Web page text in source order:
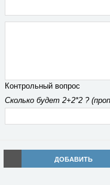
Контрольный вопрос
Сколько будет 2+2*2 ?
ДОБАВИТЬ